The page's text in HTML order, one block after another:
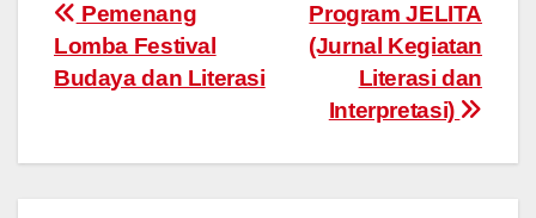
Program JELITA
(Jurnal Kegiatan
Literasi dan
Interpretasi)
Pemenang
Lomba Festival
Budaya dan Literasi